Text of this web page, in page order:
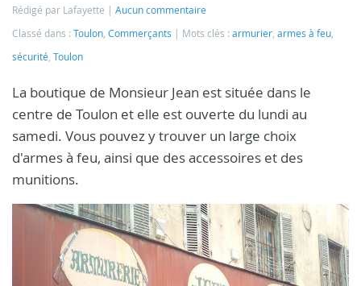
Rédigé par Lafayette
Aucun commentaire
Classé dans : Toulon, Commerçants Mots clés : armurier, armes à feu,
sécurité, Toulon
La boutique de Monsieur Jean est située dans le
centre de Toulon et elle est ouverte du lundi au
samedi. Vous pouvez y trouver un large choix
d'armes à feu, ainsi que des accessoires et des
munitions.